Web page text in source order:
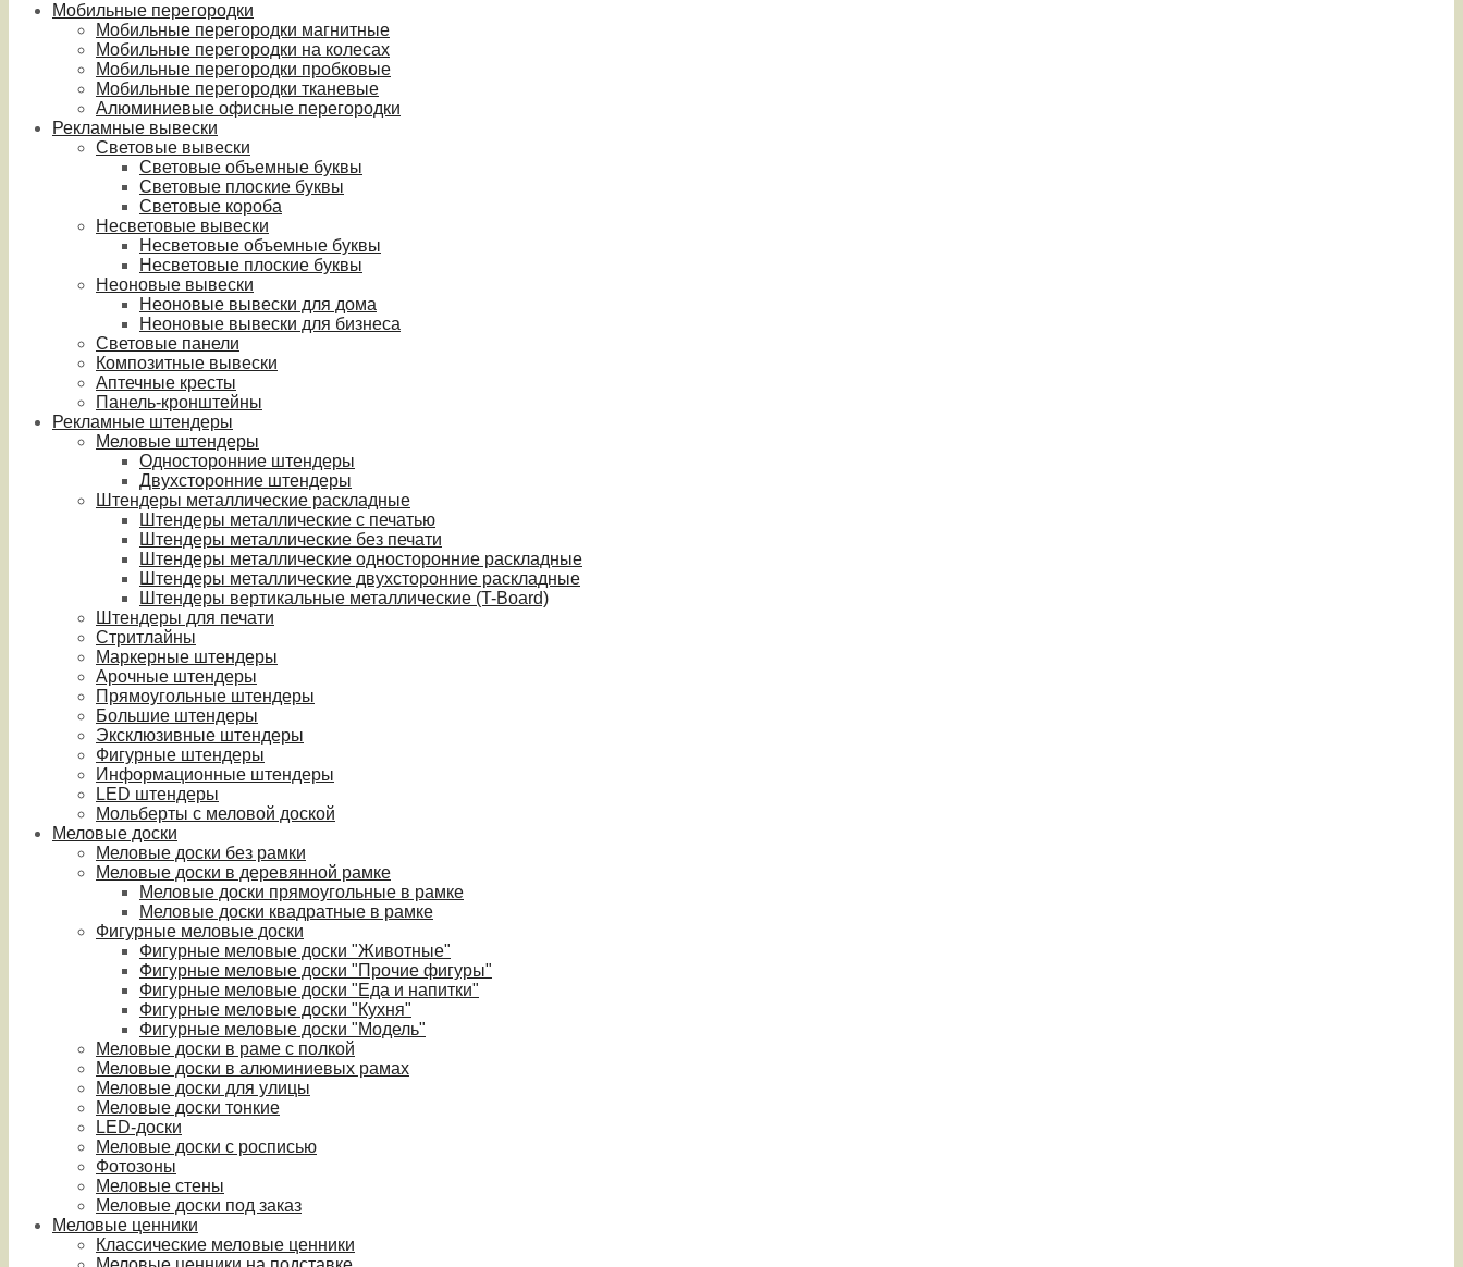
Мобильные перегородки
Мобильные перегородки магнитные
Мобильные перегородки на колесах
Мобильные перегородки пробковые
Мобильные перегородки тканевые
Алюминиевые офисные перегородки
Рекламные вывески
Световые вывески
Световые объемные буквы
Световые плоские буквы
Световые короба
Несветовые вывески
Несветовые объемные буквы
Несветовые плоские буквы
Неоновые вывески
Неоновые вывески для дома
Неоновые вывески для бизнеса
Световые панели
Композитные вывески
Аптечные кресты
Панель-кронштейны
Рекламные штендеры
Меловые штендеры
Односторонние штендеры
Двухсторонние штендеры
Штендеры металлические раскладные
Штендеры металлические с печатью
Штендеры металлические без печати
Штендеры металлические односторонние раскладные
Штендеры металлические двухсторонние раскладные
Штендеры вертикальные металлические (T-Board)
Штендеры для печати
Стритлайны
Маркерные штендеры
Арочные штендеры
Прямоугольные штендеры
Большие штендеры
Эксклюзивные штендеры
Фигурные штендеры
Информационные штендеры
LED штендеры
Мольберты с меловой доской
Меловые доски
Меловые доски без рамки
Меловые доски в деревянной рамке
Меловые доски прямоугольные в рамке
Меловые доски квадратные в рамке
Фигурные меловые доски
Фигурные меловые доски "Животные"
Фигурные меловые доски "Прочие фигуры"
Фигурные меловые доски "Еда и напитки"
Фигурные меловые доски "Кухня"
Фигурные меловые доски "Модель"
Меловые доски в раме с полкой
Меловые доски в алюминиевых рамах
Меловые доски для улицы
Меловые доски тонкие
LED-доски
Меловые доски с росписью
Фотозоны
Меловые стены
Меловые доски под заказ
Меловые ценники
Классические меловые ценники